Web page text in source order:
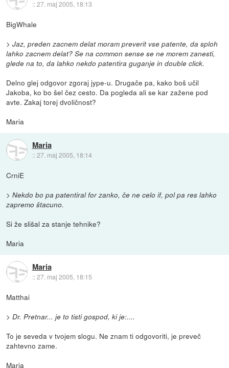
::27. maj 2005, 18:13
BigWhale
> Jaz, preden zacnem delat moram preverit vse patente, da sploh
lahko zacnem delat? Se na common sense se ne morem zanesti,
glede na to, da lahko nekdo patentira guganje in double click.
Delno glej odgovor zgoraj jype-u. Drugače pa, kako boš učil
Jakoba, ko bo šel čez cesto. Da pogleda ali se kar zažene pod
avte. Zakaj torej dvoličnost?
Maria
Maria
::27. maj 2005, 18:14
CrniE
> Nekdo bo pa patentiral for zanko, če ne celo if, pol pa res lahko
zapremo štacuno.
Si že slišal za stanje tehnike?
Maria
Maria
::27. maj 2005, 18:15
Matthai
> Dr. Pretnar... je to tisti gospod, ki je:....
To je seveda v tvojem slogu. Ne znam ti odgovoriti, je preveč
zahtevno zame.
Maria